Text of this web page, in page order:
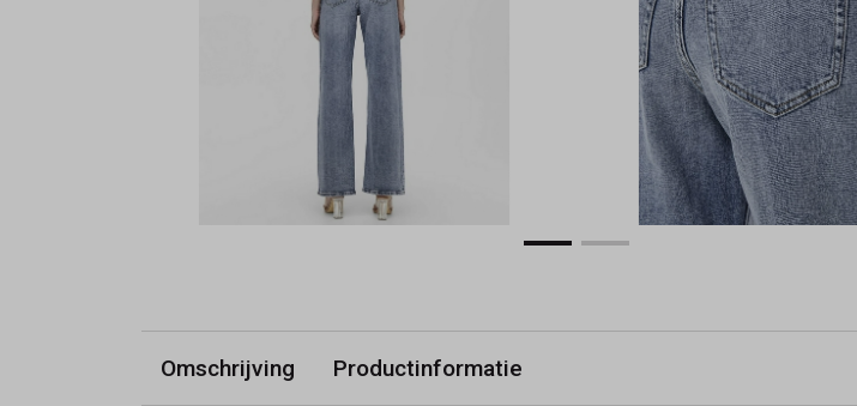
Omschrijving Productinformatie